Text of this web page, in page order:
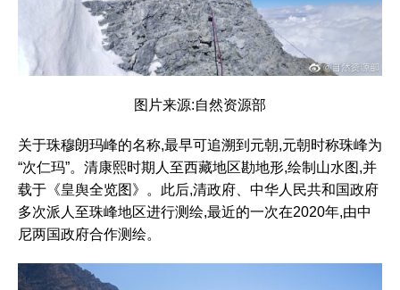
图片来源:自然资源部
关于珠穆朗玛峰的名称,最早可追溯到元朝,元朝时称珠峰为
“次仁玛”。清康熙时期人至西藏地区勘地形,绘制山水图,并
载于《皇舆全览图》。此后,清政府、中华人民共和国政府
多次派人至珠峰地区进行测绘,最近的一次在2020年,由中
尼两国政府合作测绘。